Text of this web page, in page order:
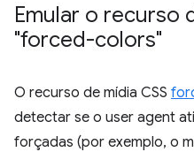
Emular o recurso
"forced-colors"
O recurso de mídia CSS
detectar se o user agent
forçadas (por exemplo, o